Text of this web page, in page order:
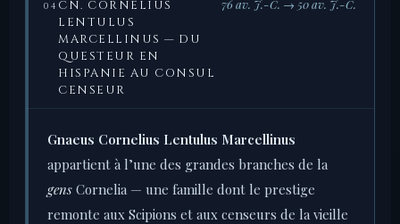
04 CN. CORNELIUS
LENTULUS
MARCELLINUS — DU
QUESTEUR EN
HISPANIE AU CONSUL
CENSEUR
76 av. J.-C. → 50 av. J.-C.
Gnaeus Cornelius Lentulus Marcellinus
appartient à l’une des grandes branches de la
gens Cornelia — une famille dont le prestige
remonte aux Scipions et aux censeurs de la vieille